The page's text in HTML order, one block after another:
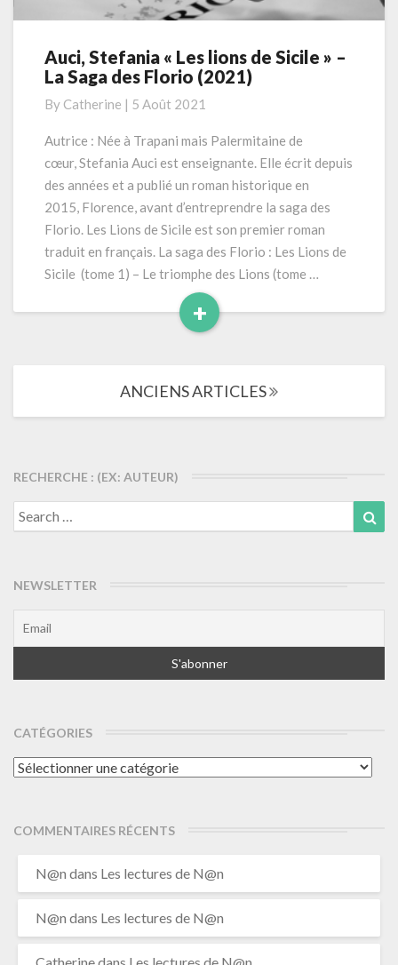
Auci,
Stefania
Les
lions
Sicile
»
–
La
Saga
des
(2021)
Auci, Stefania « Les lions de Sicile » –
La Saga des Florio (2021)
By Catherine | 5 Août 2021
Autrice : Née à Trapani mais Palermitaine de
cœur, Stefania Auci est enseignante. Elle écrit depuis
des années et a publié un roman historique en
2015, Florence, avant d’entreprendre la saga des
Florio. Les Lions de Sicile est son premier roman
traduit en français. La saga des Florio : Les Lions de
Sicile (tome 1) – Le triomphe des Lions (tome …
+
Read
les
ANCIENS ARTICLES
RECHERCHE : (EX: AUTEUR)
Search
for:
NEWSLETTER
CATÉGORIES
Catégories
COMMENTAIRES RÉCENTS
N@n dans Les lectures de N@n
N@n dans Les lectures de N@n